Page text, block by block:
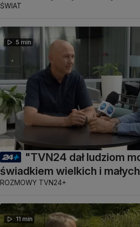
ŚWIAT
5 min
"TVN24 dał ludziom
świadkiem wielkich i
ROZMOWY TVN24+
11 min